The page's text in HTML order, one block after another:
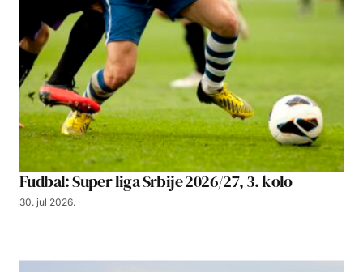
Fudbal: Super liga Srbije 2026/27, 3. kolo
30. jul 2026.